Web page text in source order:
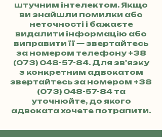
штучним інтелектом. Якщо
ви знайшли помилки або
неточності і бажаєте
видалити інформацію або
виправити її — звертайтесь
за номером телефону +38
(073) 048-57-84. Для зв'язку
з конкретним адвокатом
звертайтесь за номером +38
(073) 048-57-84та
уточнюйте, до якого
адвоката хочете потрапити.